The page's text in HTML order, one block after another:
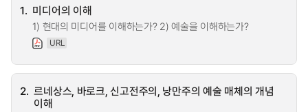
1. 미디어의 이해
1) 현대의 미디어를 이해하는가? 2) 예술을 이해하는가?
URL
2. 르네상스, 바로크, 신고전주의, 낭만주의 예술 매체의 개념
이해